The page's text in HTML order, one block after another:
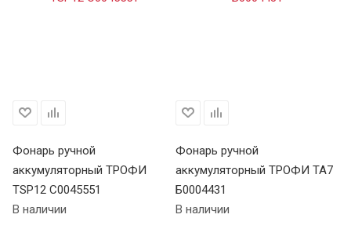
Фонарь ручной
аккумуляторный ТРОФИ
TSP12 C0045551
В наличии
Фонарь ручной
аккумуляторный ТРОФИ TA7
Б0004431
В наличии